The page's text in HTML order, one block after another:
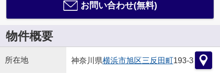
お問い合わせ(無料)
物件概要
所在地 神奈川県横浜市旭区三反田町193-3